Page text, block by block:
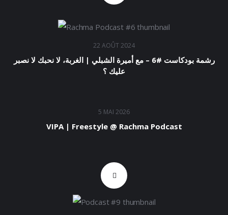
22 AOÛT 2024
رشمة بودكاست #6 – مع أميرة الشبلي | الغربة، لا نحبك لا نصبر
عليك ؟
5 MAI 2026
VIPA | Freestyle @ Rachma Podcast